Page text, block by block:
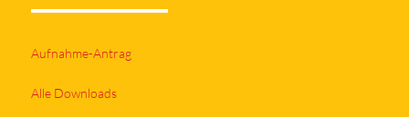
Aufnahme-Antrag
Alle Downloads